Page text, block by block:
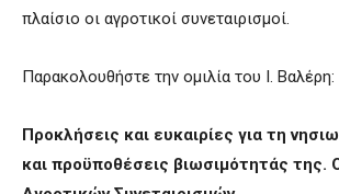
πλαίσιο οι αγροτικοί συνεταιρισμοί.
Παρακολουθήστε την ομιλία του Ι. Βαλέρη:
Προκλήσεις και ευκαιρίες για τη
και προϋποθέσεις βιωσιμότητάς της.